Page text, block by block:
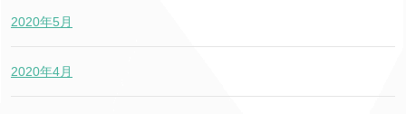
2020年5月
2020年4月